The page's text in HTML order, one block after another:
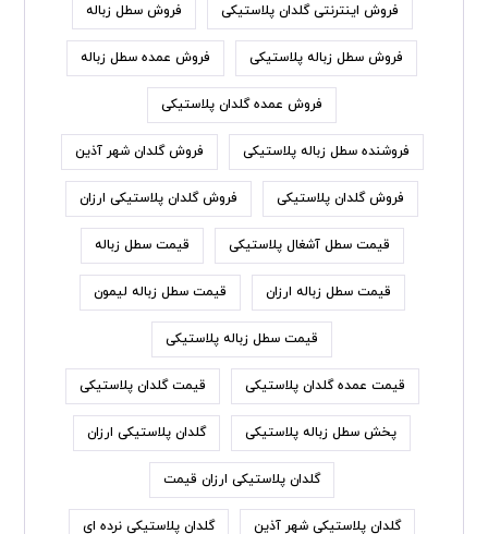
فروش اینترنتی گلدان پلاستیکی فروش سطل زباله
فروش سطل زباله پلاستیکی فروش عمده سطل زباله
فروش عمده گلدان پلاستیکی
فروشنده سطل زباله پلاستیکی فروش گلدان شهر آذین
فروش گلدان پلاستیکی فروش گلدان پلاستیکی ارزان
قیمت سطل آشغال پلاستیکی قیمت سطل زباله
قیمت سطل زباله ارزان قیمت سطل زباله لیمون
قیمت سطل زباله پلاستیکی
قیمت عمده گلدان پلاستیکی قیمت گلدان پلاستیکی
پخش سطل زباله پلاستیکی گلدان پلاستیکی ارزان
گلدان پلاستیکی ارزان قیمت
گلدان پلاستیکی شهر آذین گلدان پلاستیکی نرده ای